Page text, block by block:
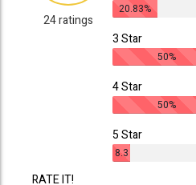
24 ratings
20.83%
3 Star
50%
4 Star
50%
5 Star
8.3
RATE IT!